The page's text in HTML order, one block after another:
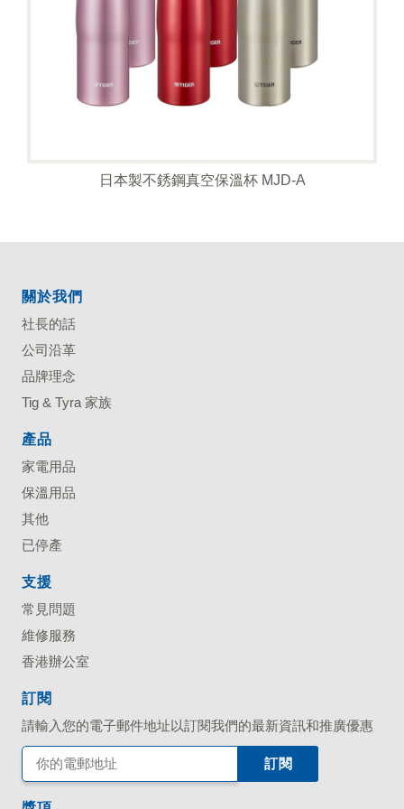
日本製不銹鋼真空保溫杯 MJD-A
關於我們
社長的話
公司沿革
品牌理念
Tig & Tyra 家族
產品
家電用品
保溫用品
其他
已停產
支援
常見問題
維修服務
香港辦公室
訂閱
請輸入您的電子郵件地址以訂閱我們的最新資訊和推廣優惠